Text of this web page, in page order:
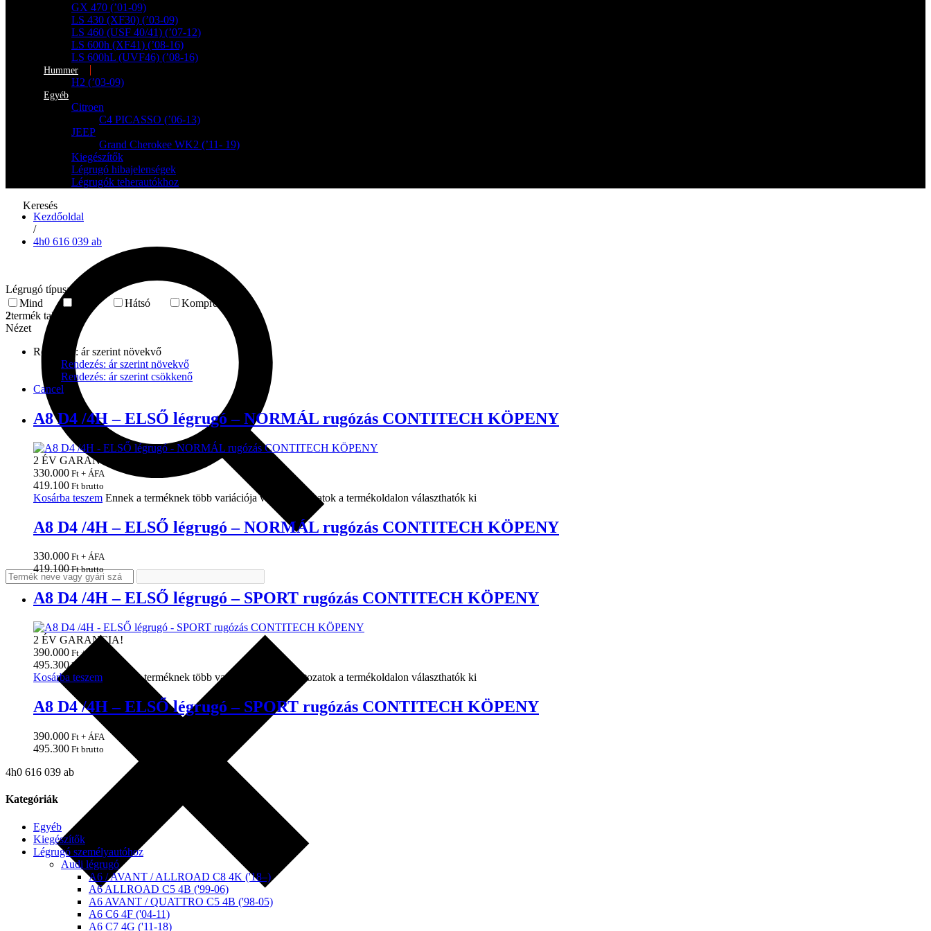
GX 470 (’01-09)
LS 430 (XF30) (’03-09)
LS 460 (USF 40/41) (’07-12)
LS 600h (XF41) (’08-16)
LS 600hL (UVF46) (’08-16)
Hummer
H2 (’03-09)
Egyéb
Citroen
C4 PICASSO (’06-13)
JEEP
Grand Cherokee WK2 (’11- 19)
Kiegészítők
Légrugó hibajelenségek
Légrugók teherautókhoz
Keresés
Kezdőoldal
/
4h0 616 039 ab
Légrugó típusa
Mind
Hátsó
Kompresszor
2termék található
Nézet
Rendezés: ár szerint növekvő
Rendezés: ár szerint növekvő
Rendezés: ár szerint csökkenő
Cancel
A8 D4 /4H – ELSŐ légrugó – NORMÁL rugózás CONTITECH KÖPENY
2 ÉV GARANCIA!
330.000 Ft + ÁFA
419.100 Ft brutto
Kosárba teszem Ennek a terméknek több variációja van. A változatok a termékoldalon választhatók ki
A8 D4 /4H – ELSŐ légrugó – NORMÁL rugózás CONTITECH KÖPENY
330.000 Ft + ÁFA
419.100Ft brutto
A8 D4 /4H – ELSŐ légrugó – SPORT rugózás CONTITECH KÖPENY
2 ÉV GARANCIA!
390.000 Ft + ÁFA
495.300Ft brutto
Kosárba teszem Ennek a terméknek több variációja van. A változatok a termékoldalon választhatók ki
A8 D4 /4H – ELSŐ légrugó – SPORT rugózás CONTITECH KÖPENY
390.000 Ft + ÁFA
495.300 Ft brutto
4h0 616 039 ab
Kategóriák
Egyéb
Kiegészítők
Légrugó személyautóhoz
Audi légrugó
A6 / AVANT / ALLROAD C8 4K ('18–)
A6 ALLROAD C5 4B ('99-06)
A6 AVANT / QUATTRO C5 4B ('98-05)
A6 C6 4F ('04-11)
A6 C7 4G ('11-18)